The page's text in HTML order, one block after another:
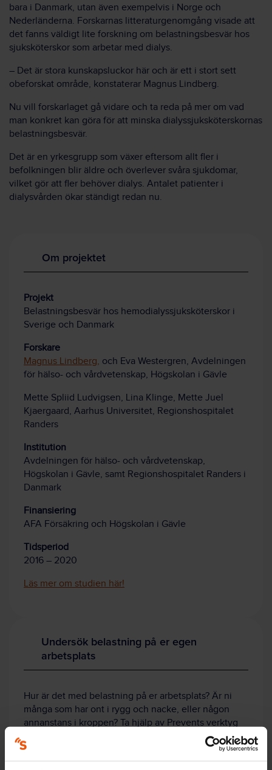
bara i Danmark, utan även exempelvis i Norge och
Nederländerna. Forskarnas litteraturgenomgång visade att
det fanns väldigt lite forskning om belastningsbesvär hos
sjuksköterskor som arbetar med dialys.
– Det är stora kunskapsluckor här och är ett i stort sett
obeforskat område, konstaterar Magnus Lindberg.
Nu vill forskarlaget gå vidare och ta reda på mer om vad
man konkret kan göra för att minska dialyssjuksköterskornas
belastningsbesvär.
Det är en yrkesgrupp som växer eftersom allt fler i
befolkningen blir äldre och överlever svåra sjukdomar,
vilket gör att fler behöver dialys. Antalet patienter i
dialysvården ökar ständigt redan nu.
Om projektet
Projekt
Belastningsbesvär hos hemodialyssjuksköterskor i
Sverige och Danmark
Forskare
Magnus Lindberg, och Eva Westergren, Avdelningen
för hälso- och vårdvetenskap, Högskolan i Gävle
Mette Spliid Ludvigsen, Lina Klinge, Mette Juel
Kjaergaard, Aarhus Universitet, Regionshospitalet
Randers
Institution
Avdelningen för hälso- och vårdvetenskap,
Högskolan i Gävle, samt Regionshospitalet Randers i
Danmark
Finansiering
AFA Försäkring och Högskolan i Gävle
Tidsperiod
2016 – 2020
Läs mer om studien här!
Undersök belastning på er egen
arbetsplats
Hur är det med belastning på er arbetsplats? Är ni
många som har ont i rygg och nacke, eller någon
annanstans i kroppen? Ta hjälp av Prevents verktyg
Verktyget hjälper